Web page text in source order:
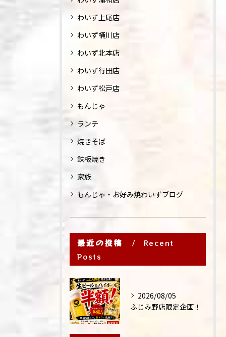
わいず上尾店
わいず桶川店
わいず北本店
わいず行田店
わいず松戸店
もんじゃ
ランチ
焼きそば
鉄板焼き
家族
もんじゃ・お好み焼わいずブログ
最近の投稿
Recent
Posts
2026/08/05
ふじみ野店限定企画！